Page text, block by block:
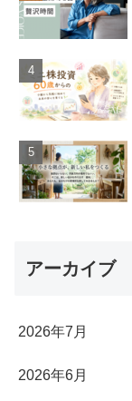
アーカイブ
2026年7月
2026年6月